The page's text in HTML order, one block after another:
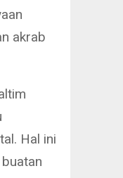
akrab
Hal ini